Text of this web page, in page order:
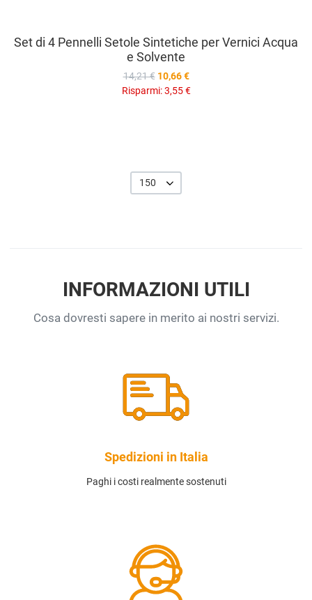
Set di 4 Pennelli Setole Sintetiche per Vernici Acqua
e Solvente
14,21 € 10,66 €
Risparmi:3,55 €
150
INFORMAZIONI UTILI
Cosa dovresti sapere in merito ai nostri servizi.
Spedizioni in Italia
Paghi i costi realmente sostenuti